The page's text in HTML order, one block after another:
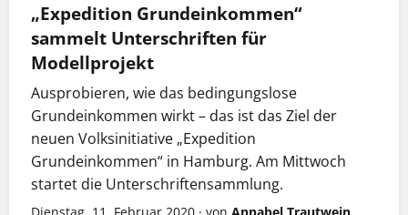
„Expedition Grundeinkommen“
sammelt Unterschriften für
Modellprojekt
Ausprobieren, wie das bedingungslose
Grundeinkommen wirkt – das ist das Ziel der
neuen Volksinitiative „Expedition
Grundeinkommen“ in Hamburg. Am Mittwoch
startet die Unterschriftensammlung.